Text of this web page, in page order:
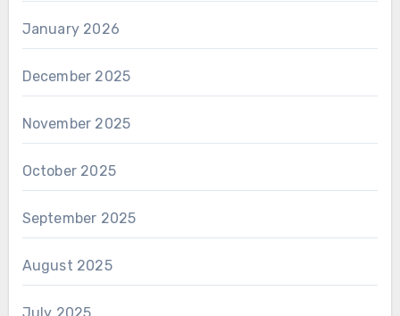
January 2026
December 2025
November 2025
October 2025
September 2025
August 2025